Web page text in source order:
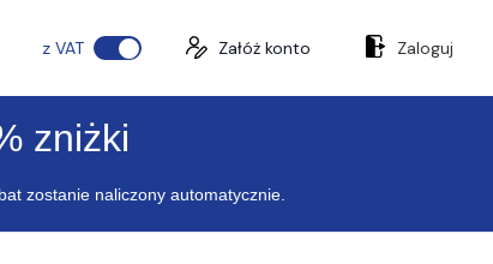
z VAT Załóż konto Zaloguj
zniżki
zostanie naliczony automatycznie.